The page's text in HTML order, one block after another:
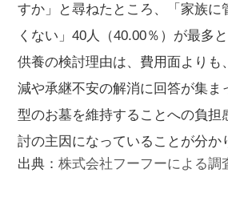
すか」と尋ねたところ、「家族に
くない」40人（40.00％）が最多
供養の検討理由は、費用面よりも
減や承継不安の解消に回答が集ま
型のお墓を維持することへの負担
討の主因になっていることが分か
出典：株式会社フーフーによる調